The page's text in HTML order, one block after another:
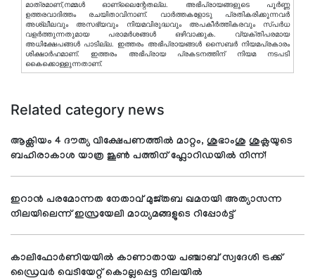
മാത്രമാണ്,നമ്മൾ ഓണ്ലൈന്റേതല്ല. അഭിപ്രായങ്ങളുടെ പൂർണ്ണ
ഉത്തരവാദിത്തം രചയിതാവിനാണ്. വാര്‍ത്തകളോടു പ്രതികരിക്കുന്നവര്‍
അശ്ലീലവും അസഭ്യവും നിയമവിരുദ്ധവും അപകീര്‍ത്തികരവും സ്പര്‍ധ
വളര്‍ത്തുന്നതുമായ പരാമര്‍ശങ്ങള്‍ ഒഴിവാക്കുക. വ്യക്തിപരമായ
അധിക്ഷേപങ്ങള്‍ പാടില്ല. ഇത്തരം അഭിപ്രായങ്ങള്‍ സൈബര്‍ നിയമപ്രകാരം
ശിക്ഷാര്‍ഹമാണ്. ഇത്തരം അഭിപ്രായ പ്രകടനത്തിന് നിയമ നടപടി
കൈക്കൊള്ളുന്നതാണ്.
Related category news
ആക്സിയം 4 ദൗത്യ വിക്ഷേപണത്തിൽ മാറ്റം, ശുഭാംശു ശുക്ലയുടെ
ബഹിരാകാശ യാത്ര ജൂൺ പത്തിന് ഫ്ലോറിഡയിൽ നിന്ന്!
ഇറാന്‍ പരമോന്നത നേതാവ് മുജ്തബ ഖമനയി അത്യാസന്ന
നിലയിലെന്ന് ഇസ്രയേലി മാധ്യമങ്ങളുടെ റിപ്പോര്‍ട്ട്
കാലിഫോര്‍ണിയയില്‍ കാണാതായ പഞ്ചാബ് സ്വദേശി ട്രക്ക്
ഡ്രൈവര്‍ വെടിയേറ്റ് കൊല്ലപ്പെട്ട നിലയില്‍